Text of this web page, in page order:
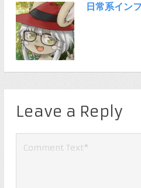
日常系イン
Leave a Reply